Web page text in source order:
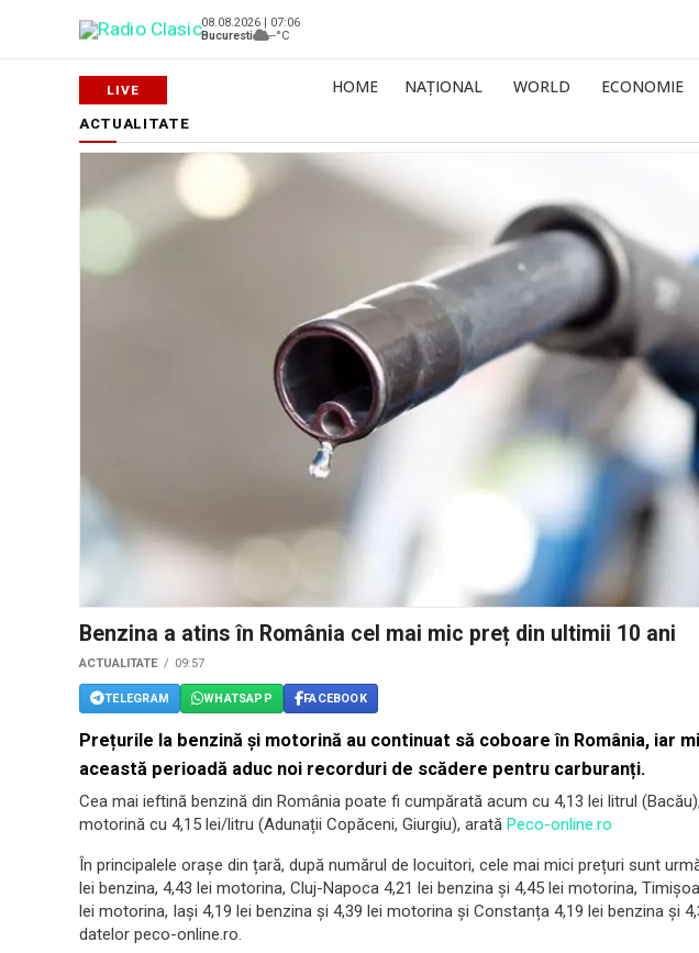
08.08.2026 | 07:06
Bucuresti
--°C
HOME NAȚIONAL WORLD ECONOMIE
ACTUALITATE
Benzina a atins în România cel mai mic preț din ultimii 10 ani
ACTUALITATE 09:57
TELEGRAM WHATSAPP FACEBOOK
Prețurile la benzină și motorină au continuat să coboare în România, iar
această perioadă aduc noi recorduri de scădere pentru carburanți.
Cea mai ieftină benzină din România poate fi cumpărată acum cu 4,13 lei litrul
motorină cu 4,15 lei/litru (Adunații Copăceni, Giurgiu), arată Peco-online.ro
În principalele orașe din țară, după numărul de locuitori, cele mai mici prețuri sunt
lei benzina, 4,43 lei motorina, Cluj-Napoca 4,21 lei benzina și 4,45 lei motorina,
lei motorina, Iași 4,19 lei benzina și 4,39 lei motorina și Constanța 4,19 lei benzina și
datelor peco-online.ro.